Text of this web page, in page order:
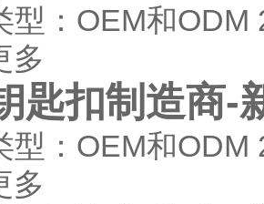
型：OEM和
多
匙扣制造商-
型：OEM和
多